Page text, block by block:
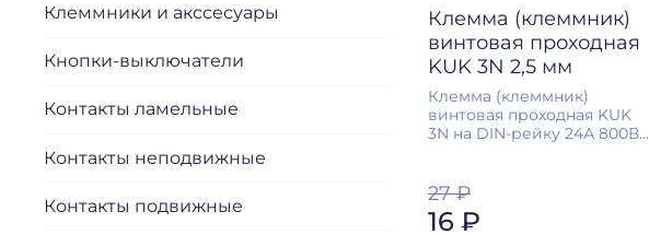
Клемма (клеммник)
винтовая проходная
KUK 3N 2,5 мм
Клемма (клеммник)
винтовая проходная KUK
3N на DIN-рейку 24А 800В...
27 ₽
16 ₽
Клеммники и акссесуары
Кнопки-выключатели
Контакты ламельные
Контакты неподвижные
Контакты подвижные